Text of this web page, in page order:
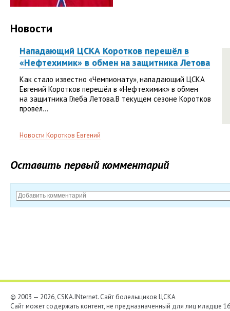
Новости
Нападающий ЦСКА Коротков перешёл в
«Нефтехимик» в обмен на защитника Летова
Как стало известно «Чемпионату», нападающий ЦСКА
Евгений Коротков перешёл в «Нефтехимик» в обмен
на защитника Глеба Летова.В текущем сезоне Коротков
провёл...
Новости Коротков Евгений
Оставить первый комментарий
© 2003 — 2026, CSKA.INternet. Cайт болельщиков ЦСКА
Сайт может содержать контент, не предназначенный для лиц младше